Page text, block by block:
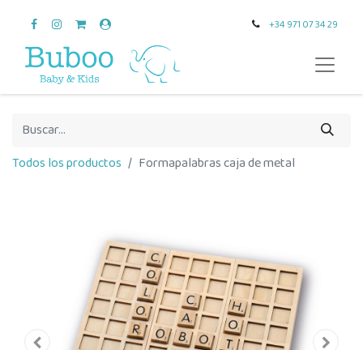
+34 971 07 34 29
Todos los productos Formapalabras caja de metal